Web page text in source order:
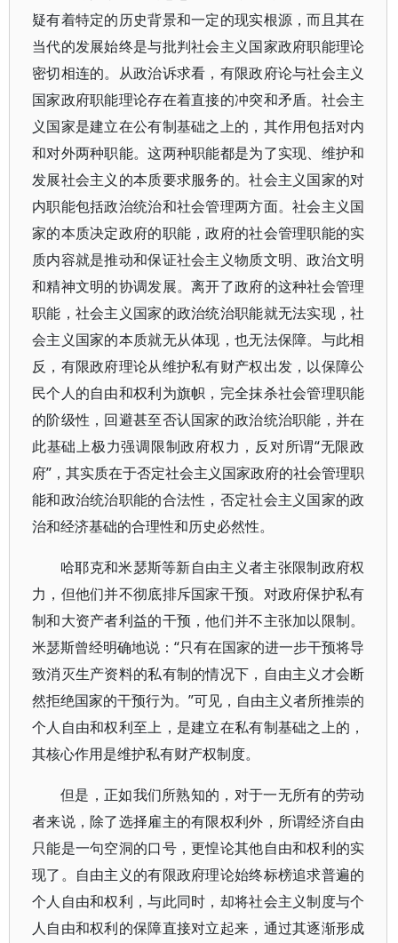
疑有着特定的历史背景和一定的现实根源，而且其在
当代的发展始终是与批判社会主义国家政府职能理论
密切相连的。从政治诉求看，有限政府论与社会主义
国家政府职能理论存在着直接的冲突和矛盾。社会主
义国家是建立在公有制基础之上的，其作用包括对内
和对外两种职能。这两种职能都是为了实现、维护和
发展社会主义的本质要求服务的。社会主义国家的对
内职能包括政治统治和社会管理两方面。社会主义国
家的本质决定政府的职能，政府的社会管理职能的实
质内容就是推动和保证社会主义物质文明、政治文明
和精神文明的协调发展。离开了政府的这种社会管理
职能，社会主义国家的政治统治职能就无法实现，社
会主义国家的本质就无从体现，也无法保障。与此相
反，有限政府理论从维护私有财产权出发，以保障公
民个人的自由和权利为旗帜，完全抹杀社会管理职能
的阶级性，回避甚至否认国家的政治统治职能，并在
此基础上极力强调限制政府权力，反对所谓“无限政
府”，其实质在于否定社会主义国家政府的社会管理职
能和政治统治职能的合法性，否定社会主义国家的政
治和经济基础的合理性和历史必然性。
哈耶克和米瑟斯等新自由主义者主张限制政府权
力，但他们并不彻底排斥国家干预。对政府保护私有
制和大资产者利益的干预，他们并不主张加以限制。
米瑟斯曾经明确地说：“只有在国家的进一步干预将导
致消灭生产资料的私有制的情况下，自由主义才会断
然拒绝国家的干预行为。”可见，自由主义者所推崇的
个人自由和权利至上，是建立在私有制基础之上的，
其核心作用是维护私有财产权制度。
但是，正如我们所熟知的，对于一无所有的劳动
者来说，除了选择雇主的有限权利外，所谓经济自由
只能是一句空洞的口号，更惶论其他自由和权利的实
现了。自由主义的有限政府理论始终标榜追求普遍的
个人自由和权利，与此同时，却将社会主义制度与个
人自由和权利的保障直接对立起来，通过其逐渐形成